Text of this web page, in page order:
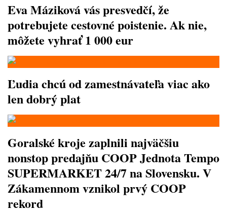
Eva Máziková vás presvedčí, že
potrebujete cestovné poistenie. Ak nie,
môžete vyhrať 1 000 eur
Ľudia chcú od zamestnávateľa viac ako
len dobrý plat
Goralské kroje zaplnili najväčšiu
nonstop predajňu COOP Jednota Tempo
SUPERMARKET 24/7 na Slovensku. V
Zákamennom vznikol prvý COOP
rekord